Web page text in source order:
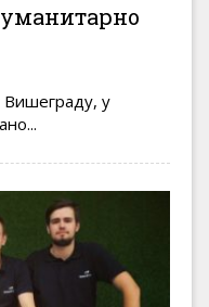
Вишеграду, у